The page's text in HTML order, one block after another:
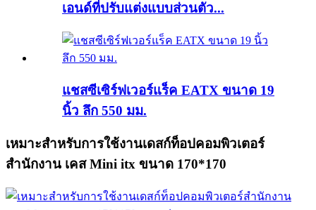
เอนด์ที่ปรับแต่งแบบส่วนตัว...
แชสซีเซิร์ฟเวอร์แร็ค EATX ขนาด 19
นิ้ว ลึก 550 มม.
เหมาะสำหรับการใช้งานเดสก์ท็อปคอมพิวเตอร์
สำนักงาน เคส Mini itx ขนาด 170*170